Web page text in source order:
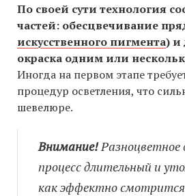
По своей сути технология
частей: обесцвечивание
искусственного пигмента) и
окраска одним или
Иногда на первом этапе
процедур осветления, что
шевелюре.
Внимание!
процесс длительный и
как эффектно